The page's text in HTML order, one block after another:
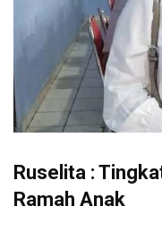
Ruselita :
Ramah Anak